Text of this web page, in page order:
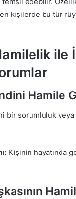
kişilerde bu tür
ile
Hamile
bir sorumluluk veya
Kişinin hayatında